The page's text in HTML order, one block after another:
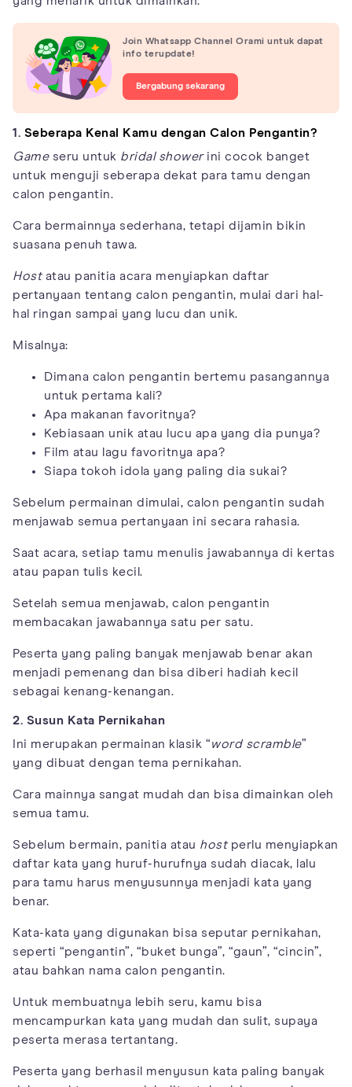
Join Whatsapp Channel Orami untuk dapat
info terupdate!
Bergabung sekarang
1. Seberapa Kenal Kamu dengan Calon Pengantin?
Gameseru untuk bridal showerini cocok banget
untuk menguji seberapa dekat para tamu dengan
calon pengantin.
Cara bermainnya sederhana, tetapi dijamin bikin
suasana penuh tawa.
Hostatau panitia acara menyiapkan daftar
pertanyaan tentang calon pengantin, mulai dari hal-
hal ringan sampai yang lucu dan unik.
Misalnya:
Dimana calon pengantin bertemu pasangannya
untuk pertama kali?
Apa makanan favoritnya?
Kebiasaan unik atau lucu apa yang dia punya?
Film atau lagu favoritnya apa?
Siapa tokoh idola yang paling dia sukai?
Sebelum permainan dimulai, calon pengantin sudah
menjawab semua pertanyaan ini secara rahasia.
Saat acara, setiap tamu menulis jawabannya di kertas
atau papan tulis kecil.
Setelah semua menjawab, calon pengantin
membacakan jawabannya satu per satu.
Peserta yang paling banyak menjawab benar akan
menjadi pemenang dan bisa diberi hadiah kecil
sebagai kenang-kenangan.
2. Susun Kata Pernikahan
Ini merupakan permainan klasik “word scramble”
yang dibuat dengan tema pernikahan.
Cara mainnya sangat mudah dan bisa dimainkan oleh
semua tamu.
Sebelum bermain, panitia atau hostperlu menyiapkan
daftar kata yang huruf-hurufnya sudah diacak, lalu
para tamu harus menyusunnya menjadi kata yang
benar.
Kata-kata yang digunakan bisa seputar pernikahan,
seperti “pengantin”, “buket bunga”, “gaun”, “cincin”,
atau bahkan nama calon pengantin.
Untuk membuatnya lebih seru, kamu bisa
mencampurkan kata yang mudah dan sulit, supaya
peserta merasa tertantang.
Peserta yang berhasil menyusun kata paling banyak